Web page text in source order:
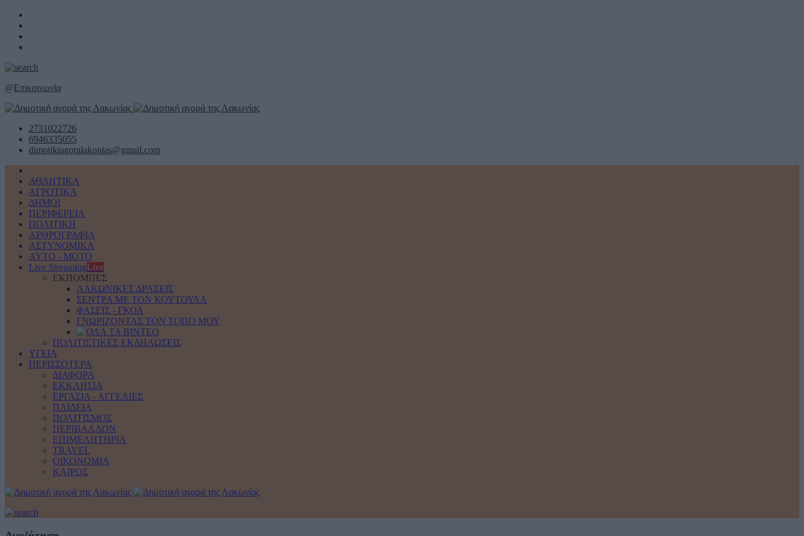
@Επικοινωνία
2731022726
6946335055
dimotikiagoralakonias@gmail.com
ΑΘΛΗΤΙΚΑ
ΑΓΡΟΤΙΚΑ
ΔΗΜΟΙ
ΠΕΡΙΦΕΡΕΙΑ
ΠΟΛΙΤΙΚΗ
ΑΡΘΡΟΓΡΑΦΙΑ
ΑΣΤΥΝΟΜΙΚΑ
AYTO - MOTO
Live StreamingLive
ΕΚΠΟΜΠΕΣ
ΛΑΚΩΝΙΚΕΣ ΔΡΑΣΕΙΣ
ΣΕΝΤΡΑ ΜΕ ΤΟΝ ΚΟΥΤΟΥΛΑ
ΦΑΣΕΙΣ - ΓΚΟΛ
ΓΝΩΡΙΖΟΝΤΑΣ ΤΟΝ ΤΟΠΟ ΜΟΥ
ΠΟΛΙΤΙΣΤΙΚΕΣ ΕΚΔΗΛΩΣΕΙΣ
ΥΓΕΙΑ
ΠΕΡΙΣΣΟΤΕΡΑ
ΔΙΑΦΟΡΑ
ΕΚΚΛΗΣΙΑ
ΕΡΓΑΣΙΑ - ΑΓΓΕΛΙΕΣ
ΠΑΙΔΕΙΑ
ΠΟΛΙΤΙΣΜΟΣ
ΠΕΡΙΒΑΛΛΟΝ
ΕΠΙΜΕΛΗΤΗΡΙΑ
TRAVEL
ΟΙΚΟΝΟΜΙΑ
ΚΑΙΡΟΣ